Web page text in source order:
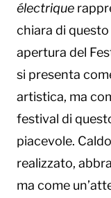
électrique
chiara di
apertura del
si presenta
artistica, ma
festival di
piacevole.
realizzato,
ma come